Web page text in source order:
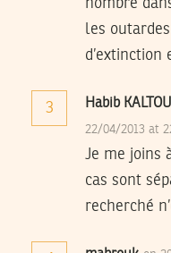
nombre
les
d’extinction
3 Habib
22/04/2013 at
Je me joins
cas sont
recherché